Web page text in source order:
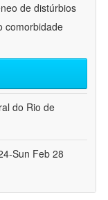
de distúrbios
comorbidade
do Rio de
Sun Feb 28